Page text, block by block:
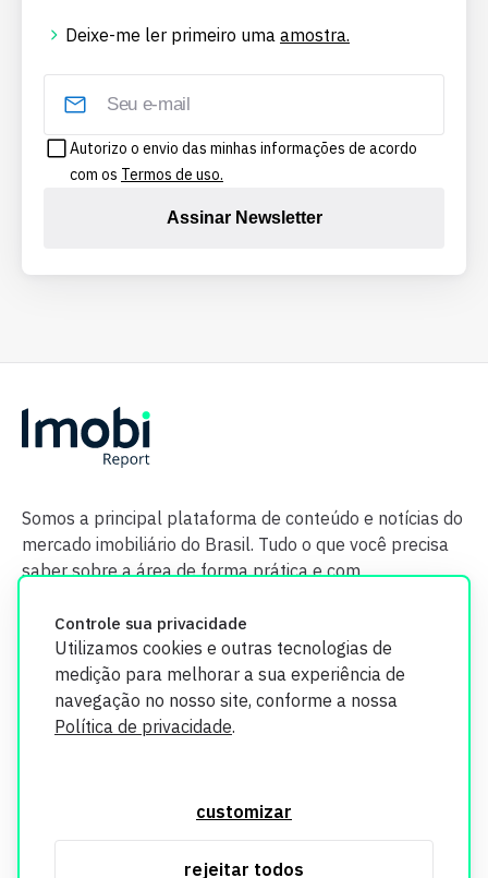
Controle sua privacidade
Utilizamos cookies e outras tecnologias de
medição para melhorar a sua experiência de
navegação no nosso site, conforme a nossa
Política de privacidade.
customizar
rejeitar todos
Deixe-me ler primeiro uma amostra.
Autorizo o envio das minhas informações de acordo
com os Termos de uso.
Assinar Newsletter
Somos a principal plataforma de conteúdo e notícias do
mercado imobiliário do Brasil. Tudo o que você precisa
saber sobre a área de forma prática e com
segurança. Todos os dados coletados em nosso site são
utilizados exclusivamente para fins de aprimoramento de
informações, consulte nossa Política de Privacidade.